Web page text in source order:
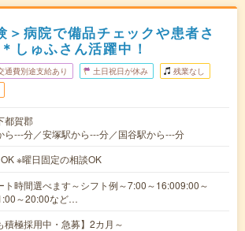
＞病院で備品チェックや患者さ
しゅふさん活躍中！
通費別途支給あり 土日祝日が休み 残業なし
都賀郡
ら---分／安塚駅から---分／国谷駅から---分
※曜日固定の相談OK
時間選べます～シフト例～7:00～16:009:00～
～20:00など…
積極採用中・急募】2カ月～